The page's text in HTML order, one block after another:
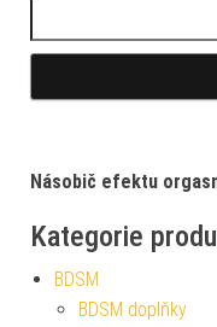
Násobič efektu
Kategorie
BDSM
BDSM doplňky